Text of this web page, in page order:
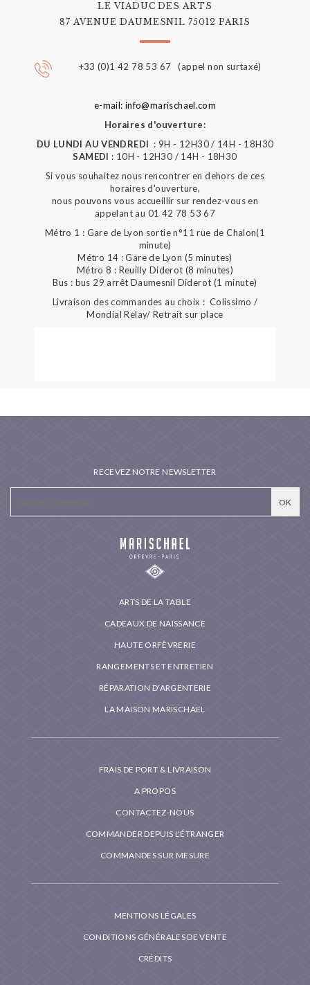
LE VIADUC DES ARTS
87 AVENUE DAUMESNIL 75012 PARIS
+33 (0)1 42 78 53 67 (appel non surtaxé)
e-mail: info@marischael.com
Horaires d'ouverture:
DU LUNDI AU VENDREDI : 9H - 12H30 / 14H - 18H30
SAMEDI : 10H - 12H30 / 14H - 18H30
Si vous souhaitez nous rencontrer en dehors de ces
horaires d'ouverture,
nous pouvons vous accueillir sur rendez-vous en
appelant au 01 42 78 53 67
Métro 1 : Gare de Lyon sortie n°11 rue de Chalon(1
minute)
Métro 14 : Gare de Lyon (5 minutes)
Métro 8 : Reuilly Diderot (8 minutes)
Bus : bus 29 arrêt Daumesnil Diderot (1 minute)
Livraison des commandes au choix : Colissimo /
Mondial Relay/ Retrait sur place
ARTS DE LA TABLE
CADEAUX DE NAISSANCE
HAUTE ORFÈVRERIE
RANGEMENTS ET ENTRETIEN
RÉPARATION D'ARGENTERIE
LA MAISON MARISCHAEL
FRAIS DE PORT & LIVRAISON
A PROPOS
CONTACTEZ-NOUS
COMMANDER DEPUIS L'ÉTRANGER
COMMANDES SUR MESURE
MENTIONS LÉGALES
CONDITIONS GÉNÉRALES DE VENTE
CRÉDITS
RECEVEZ NOTRE NEWSLETTER